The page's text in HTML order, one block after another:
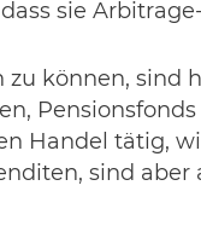
sie
zu können, sind
Handel tätig,
sind